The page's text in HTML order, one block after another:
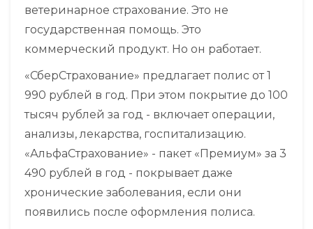
ветеринарное страхование. Это не
государственная помощь. Это
коммерческий продукт. Но он работает.
«СберСтрахование» предлагает полис от 1
990 рублей в год. При этом покрытие до 100
тысяч рублей за год - включает операции,
анализы, лекарства, госпитализацию.
«АльфаСтрахование» - пакет «Премиум» за 3
490 рублей в год - покрывает даже
хронические заболевания, если они
появились после оформления полиса.